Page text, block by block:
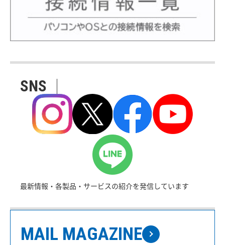
SNS
最新情報・各製品・サービスの紹介を発信しています
MAIL MAGAZINE